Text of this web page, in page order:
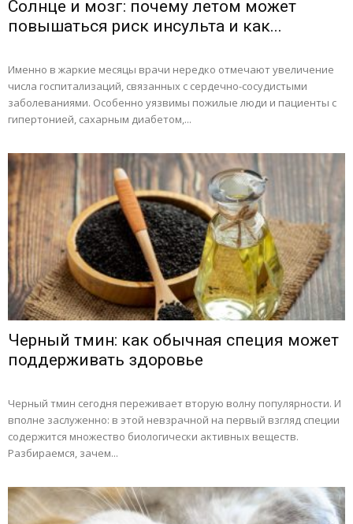
Солнце и мозг: почему летом может
повышаться риск инсульта и как...
Именно в жаркие месяцы врачи нередко отмечают увеличение
числа госпитализаций, связанных с сердечно-сосудистыми
заболеваниями. Особенно уязвимы пожилые люди и пациенты с
гипертонией, сахарным диабетом,...
Черный тмин: как обычная специя может
поддерживать здоровье
Черный тмин сегодня переживает вторую волну популярности. И
вполне заслуженно: в этой невзрачной на первый взгляд специи
содержится множество биологически активных веществ.
Разбираемся, зачем...